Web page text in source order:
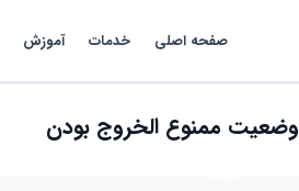
صفحه اصلی خدمات آموزش
ممنوع‌ الخروج بودن